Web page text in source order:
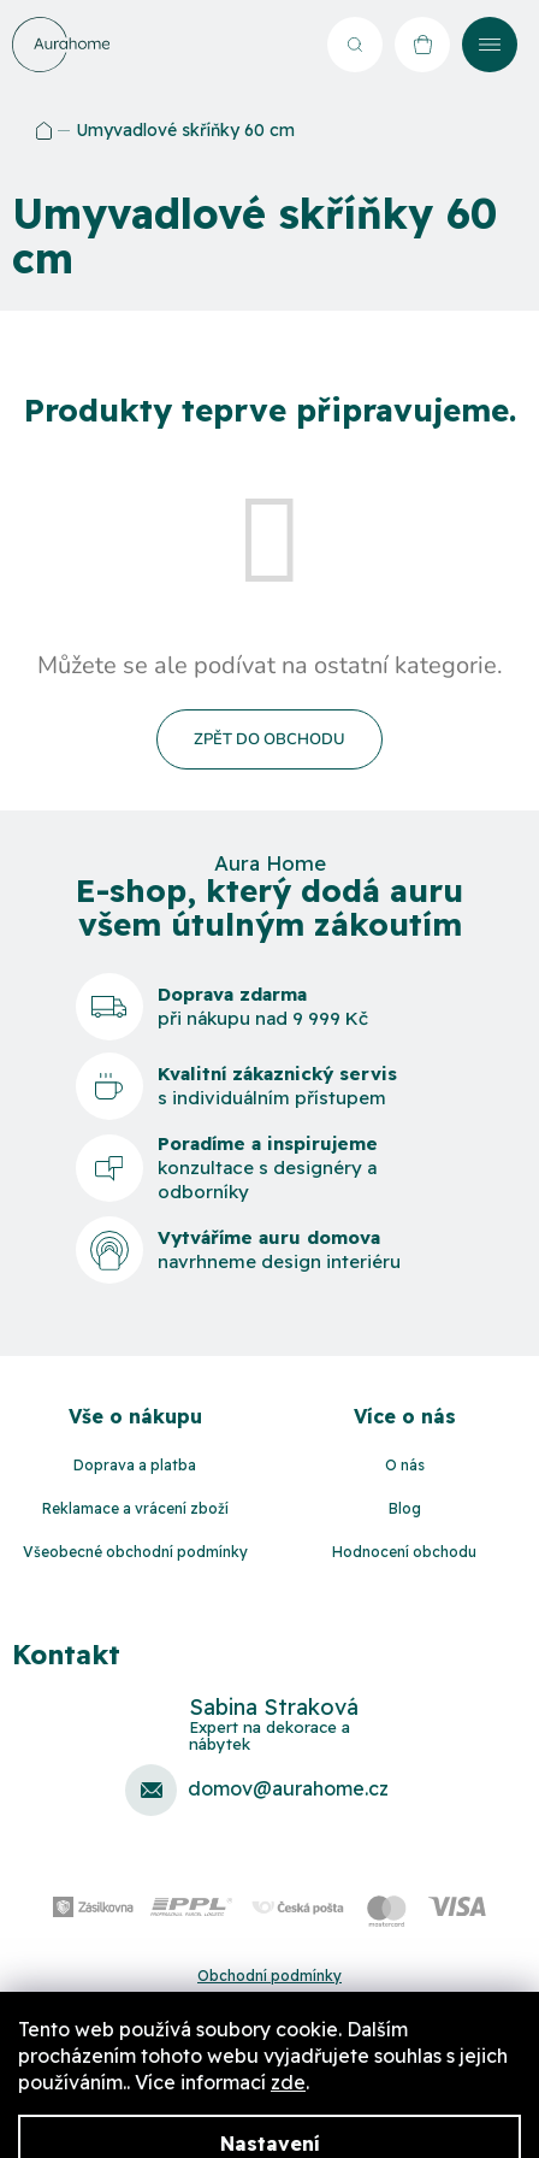
Tento web používá soubory cookie. Dalším
procházením tohoto webu vyjadřujete souhlas s jejich
používáním.. Více informací zde.
Nastavení
Přejít
na
obsah
Hledat NÁKUPNÍ
Umyvadlové skříňky 60 cm
Umyvadlové skříňky 60
cm
Produkty teprve připravujeme.
Můžete se ale podívat na ostatní kategorie.
ZPĚT DO OBCHODU
Aura Home
E-shop, který dodá auru
všem útulným zákoutím
Doprava zdarma
při nákupu nad 9 999 Kč
Kvalitní zákaznický servis
s individuálním přístupem
Poradíme a inspirujeme
konzultace s designéry a
odborníky
Vytváříme auru domova
navrhneme design interiéru
Vše o nákupu
Doprava a platba
Reklamace a vrácení zboží
Všeobecné obchodní podmínky
Více o nás
O nás
Blog
Hodnocení obchodu
Kontakt
Sabina Straková
domov@aurahome.cz
Obchodní podmínky
Pravidla a nastavení cookies